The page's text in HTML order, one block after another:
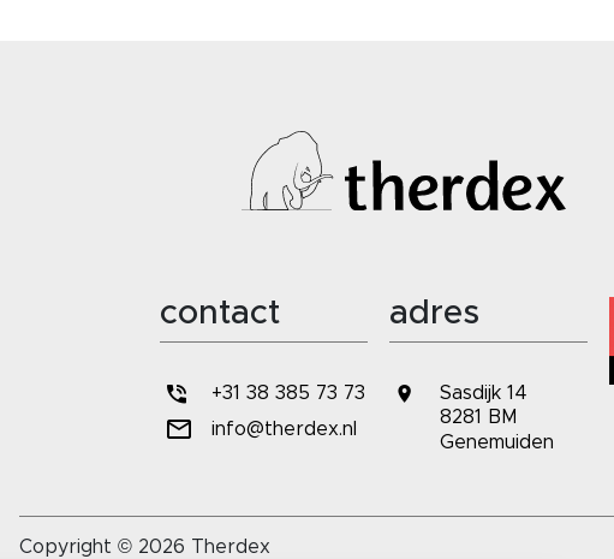
contact
+31 38 385 73 73
info@therdex.nl
adres
Sasdijk 14
8281 BM
Genemuiden
Copyright © 2026 Therdex